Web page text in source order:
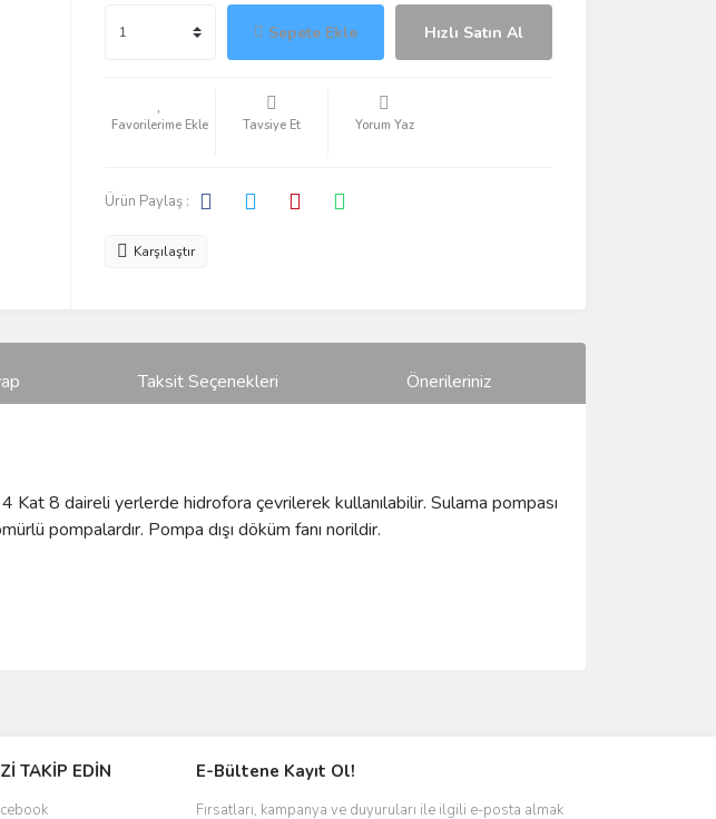
Sepete Ekle Hızlı Satın Al
Tavsiye Et Yorum Yaz
Ürün Paylaş :
Karşılaştır
Taksit Seçenekleri Önerileriniz
Kat 8 daireli yerlerde hidrofora çevrilerek kullanılabilir. Sulama pompası
pompalardır. Pompa dışı döküm fanı norildir.
TAKİP EDİN E-Bültene Kayıt Ol!
Fırsatları, kampanya ve duyuruları ile ilgili e-posta almak